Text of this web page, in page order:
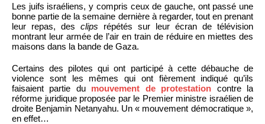
Les juifs israéliens, y compris ceux de gauche, ont passé une
bonne partie de la semaine dernière à regarder, tout en prenant
leur repas, des clips répétés sur leur écran de télévision
montrant leur armée de l’air en train de réduire en miettes des
maisons dans la bande de Gaza.
Certains des pilotes qui ont participé à cette débauche de
violence sont les mêmes qui ont fièrement indiqué qu’ils
faisaient partie du mouvement de protestation contre la
réforme juridique proposée par le Premier ministre israélien de
droite Benjamin Netanyahu. Un « mouvement démocratique »,
en effet…